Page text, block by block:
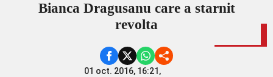
Bianca Dragusanu care a starnit
revolta
01 oct. 2016, 16:21,